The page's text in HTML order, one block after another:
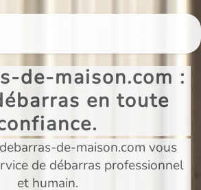
de-maison.com :
en toute
de-maison.com vous
de débarras professionnel
et humain.